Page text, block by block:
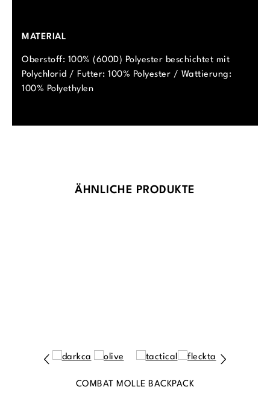
MATERIAL
Oberstoff: 100% (600D) Polyester beschichtet mit
Polychlorid / Futter: 100% Polyester / Wattierung:
100% Polyethylen
Produktgalerie überspringen
ÄHNLICHE PRODUKTE
COMBAT MOLLE BACKPACK